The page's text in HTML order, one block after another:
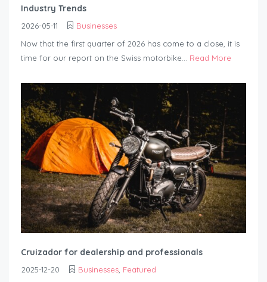
Industry Trends
2026-05-11
Businesses
Now that the first quarter of 2026 has come to a close, it is
time for our report on the Swiss motorbike... Read More
Cruizador for dealership and professionals
2025-12-20 Businesses Featured